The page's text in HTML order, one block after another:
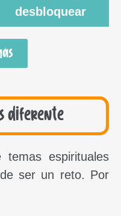
desbloquear
diferente
temas espirituales
ser un reto. Por